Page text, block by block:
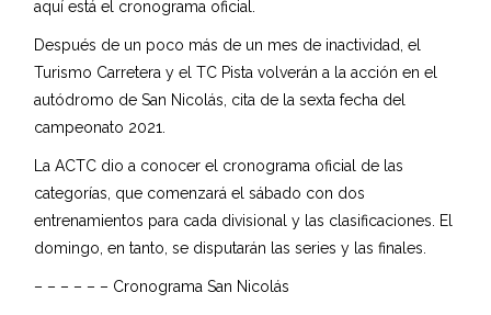
aquí está el cronograma oficial.
Después de un poco más de un mes de inactividad, el
Turismo Carretera y el TC Pista volverán a la acción en el
autódromo de San Nicolás, cita de la sexta fecha del
campeonato 2021.
La ACTC dio a conocer el cronograma oficial de las
categorías, que comenzará el sábado con dos
entrenamientos para cada divisional y las clasificaciones. El
domingo, en tanto, se disputarán las series y las finales.
– – – – – – Cronograma San Nicolás